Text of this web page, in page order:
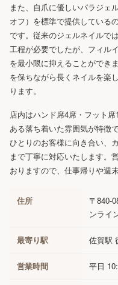
また、自爪に優しいパラジェ
オフ）を標準で提供している
です。従来のジェルネイルで
工程が必要でしたが、フィル
を最小限に抑えることができ
を保ちながら長くネイルを楽
ります。
店内はハンド席4席・フット
ある落ち着いた雰囲気が特徴
ひとりのお客様に向き合い、
まで丁寧に対応いたします。
おりますので、仕事帰りや週
住所
〒840-
ンライ
最寄り駅 佐賀駅
営業時間 平日